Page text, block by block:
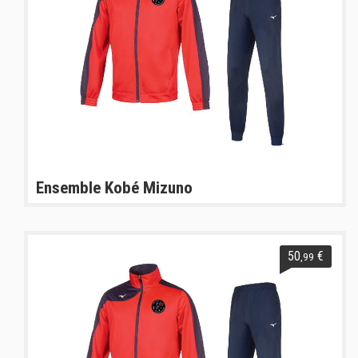
Ensemble Kobé Mizuno
50 ,99 €